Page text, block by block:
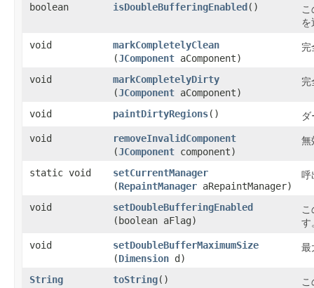
boolean
isDoubleBufferingEnabled()
を
void
markCompletelyClean
(JComponent aComponent)
完
void markCompletelyDirty
(JComponent aComponent)
完
void paintDirtyRegions()
void
removeInvalidComponent
(JComponent component)
無
static void setCurrentManager
(RepaintManager aRepaintManager)
呼
void setDoubleBufferingEnabled
(boolean aFlag)
す
void
setDoubleBufferMaximumSize
(Dimension d)
最
String toString()